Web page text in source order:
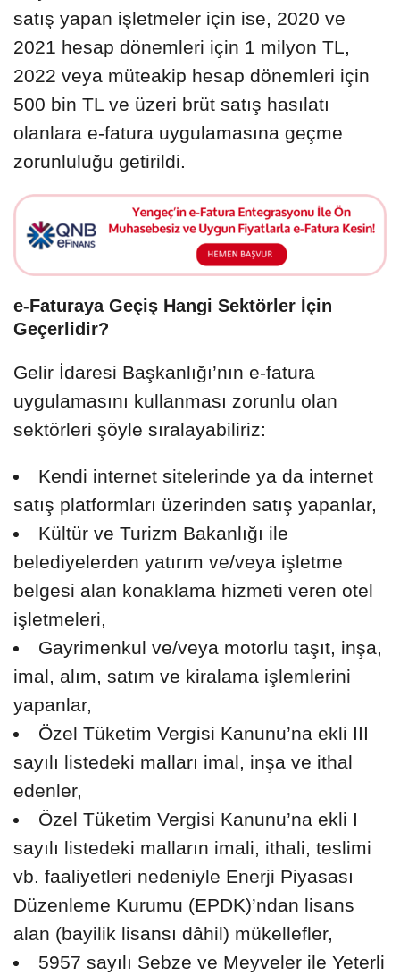
satış yapan işletmeler için ise, 2020 ve
2021 hesap dönemleri için 1 milyon TL,
2022 veya müteakip hesap dönemleri için
500 bin TL ve üzeri brüt satış hasılatı
olanlara e-fatura uygulamasına geçme
zorunluluğu getirildi.
e-Faturaya Geçiş Hangi Sektörler İçin
Geçerlidir?
Gelir İdaresi Başkanlığı’nın e-fatura
uygulamasını kullanması zorunlu olan
sektörleri şöyle sıralayabiliriz:
Kendi internet sitelerinde ya da internet
satış platformları üzerinden satış yapanlar,
Kültür ve Turizm Bakanlığı ile
belediyelerden yatırım ve/veya işletme
belgesi alan konaklama hizmeti veren otel
işletmeleri,
Gayrimenkul ve/veya motorlu taşıt, inşa,
imal, alım, satım ve kiralama işlemlerini
yapanlar,
Özel Tüketim Vergisi Kanunu’na ekli III
sayılı listedeki malları imal, inşa ve ithal
edenler,
Özel Tüketim Vergisi Kanunu’na ekli I
sayılı listedeki malların imali, ithali, teslimi
vb. faaliyetleri nedeniyle Enerji Piyasası
Düzenleme Kurumu (EPDK)’ndan lisans
alan (bayilik lisansı dâhil) mükellefler,
5957 sayılı Sebze ve Meyveler ile Yeterli